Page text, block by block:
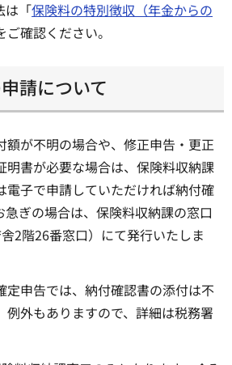
は「保険料の特別徴収（年金からの
ご確認ください。
請について
額が不明の場合や、修正申告・更正
明書が必要な場合は、保険料収納課
電子で申請していただければ納付確
ぎの場合は、保険料収納課の窓口
舎2階26番窓口）にて発行いたしま
定申告では、納付確認書の添付は不
例外もありますので、詳細は税務署